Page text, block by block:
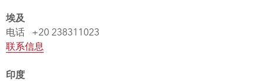
埃及
电话 +20 238311023
联系信息
印度